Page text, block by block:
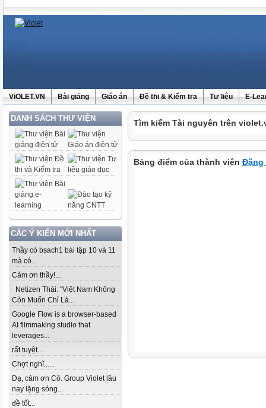
ViOLET.VN Bài giảng Giáo án Đề thi & Kiểm tra Tư liệu E-
DANH SÁCH THƯ VIỆN
CÁC Ý KIẾN MỚI NHẤT
Thầy có bsach1 bài tập 10 và 11
mà có...
Cảm ơn thầy!...
Netizen Thái: "Việt Nam Không
Còn Muốn Chỉ Là...
Google Flow is a browser-based
AI filmmaking studio that
leverages...
rất tuyệt...
Chợt nghĩ......
Dạ, cảm ơn Cô. Group Violet lâu
nay lặng sóng...
đề tốt...
Tìm kiếm Tài nguyên trên
Bảng điểm của thành viên Đặng